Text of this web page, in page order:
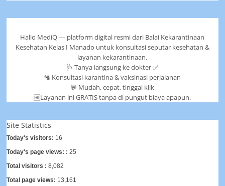
Hallo MediQ — platform digital resmi dari Balai Kekarantinaan
Kesehatan Kelas I Manado untuk konsultasi seputar kesehatan &
layanan kekarantinaan.
🩺 Tanya langsung ke dokter ✅
🛂 Konsultasi karantina & vaksinasi perjalanan
💬 Mudah, cepat, tinggal klik
🆓Layanan ini GRATIS tanpa di pungut biaya apapun.
Site Statistics
Today's visitors: 16
Today's page views: :25
Total visitors :8,082
Total page views: 13,161